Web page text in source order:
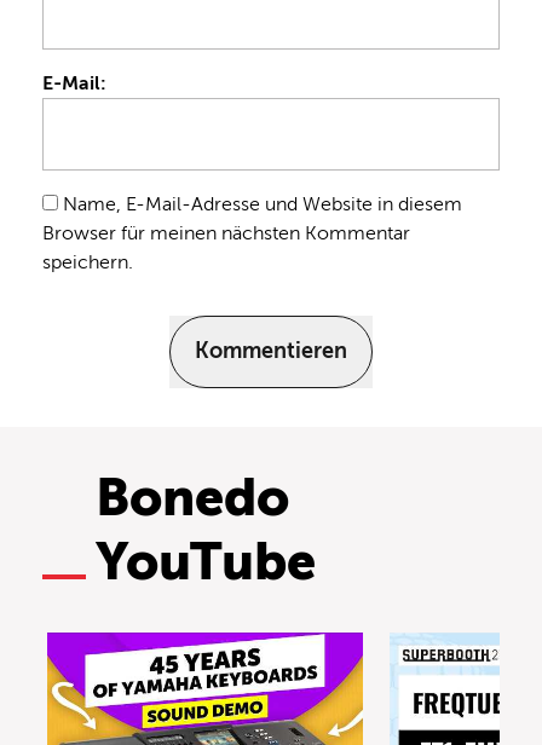
E-Mail:
Name, E-Mail-Adresse und Website in diesem
Browser für meinen nächsten Kommentar
speichern.
Kommentieren
Bonedo
YouTube